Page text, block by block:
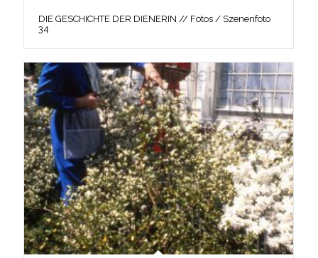
DIE GESCHICHTE DER DIENERIN // Fotos / Szenenfoto
34